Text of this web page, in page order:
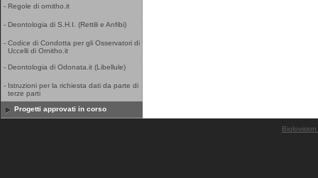
- Regole di ornitho.it
- Deontologia di S.H.I. (Rettili e Anfibi)
- Codice di Condotta per gli Osservatori di
Uccelli di Ornitho.it
- Deontologia di Odonata.it (Libellule)
- Istruzioni per la richiesta dati da parte di
terze parti
Progetti approvati in corso
Biolovision